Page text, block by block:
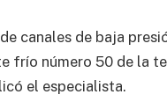
canales de baja
frío número 50 de la
el especialista.